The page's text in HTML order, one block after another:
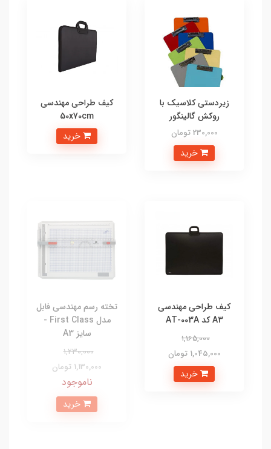
زیردستی کلاسیک با
روکش گالینگور
230,000 تومان
کیف طراحی مهندسی
50x70cm
کیف طراحی مهندسی
A3 کد AT-003A
1,165,000
1,045,000 تومان
تخته رسم مهندسی فابل
مدل First Class -
سایز A3
1,230,000
1,130,000 تومان
ناموجود